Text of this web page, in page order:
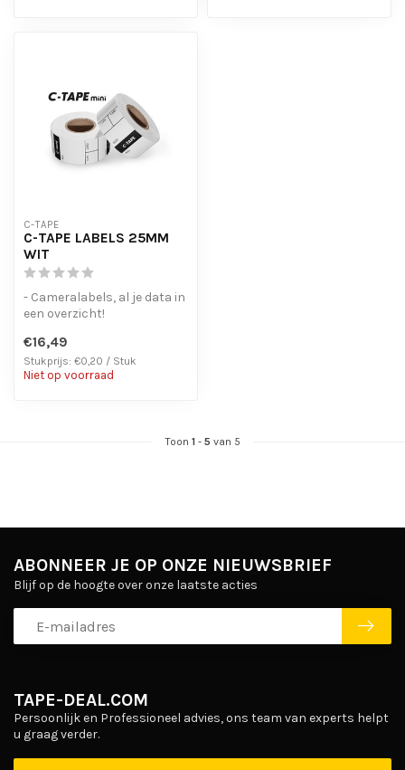
C-TAPE
C-TAPE LABELS 25MM
WIT
- Cameralabels, al je data in
een overzicht!
achter bij ...
€16,49
Stukprijs: €0,20 / Stuk
Niet op voorraad
Toon 1- 5 van 5
TAPE-DEAL.COM
Persoonlijk en Professioneel advies, ons team van experts helpt
u graag verder.
ABONNEER JE OP ONZE NIEUWSBRIEF
Blijf op de hoogte over onze laatste acties